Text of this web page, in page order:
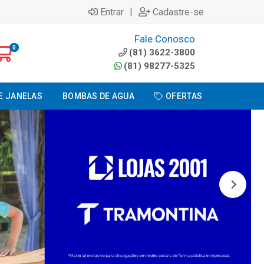
Entrar | Cadastre-se
0
Fale Conosco
(81) 3622-3800
(81) 98277-5325
JANELAS BOMBAS DE AGUA OFERTAS